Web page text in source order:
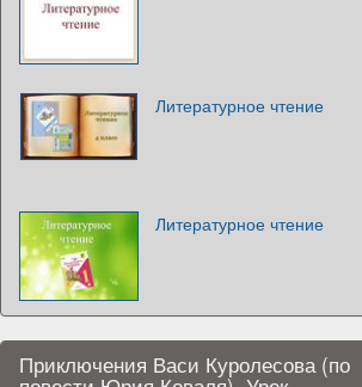
Литературное чтение
Литературное чтение
Приключения Васи Куролесова (по